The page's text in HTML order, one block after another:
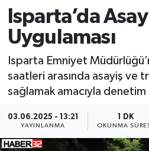
Isparta’da
Uygulaması
Isparta Emniyet
saatleri arasında asayiş ve
sağlamak amacıyla
03.06.2025 - 13:21
YAYINLANMA
1 DK
OKUNMA
Esnaf Diyor ki;
ASAYİŞ
BİLİM VE TEKNOLOJİ
GENEL
Isparta Trafik Yoğunluk
Süper Lig Puan Durumu
Tüm Manşetler
Haber Arşivi